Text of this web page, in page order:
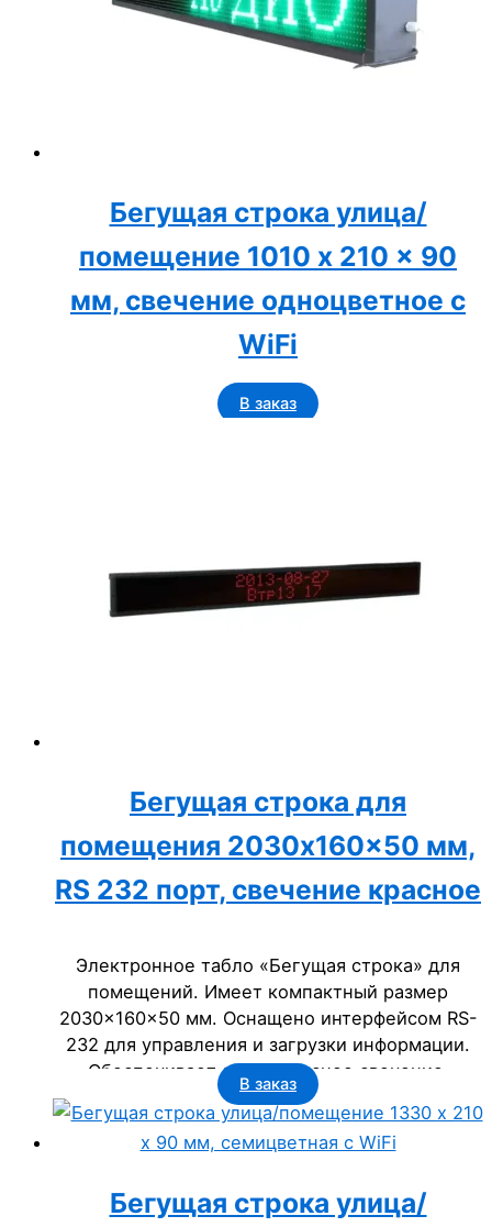
Бегущая строка улица/
помещение 1010 x 210 x 90
мм, свечение одноцветное с
WiFi
В заказ
Бегущая строка для
помещения 2030x160x50 мм,
RS 232 порт, свечение красное
Электронное табло «Бегущая строка» для
помещений. Имеет компактный размер
2030x160x50 мм. Оснащено интерфейсом RS-
232 для управления и загрузки информации.
Обеспечивает яркое красное свечение.
Предназначено для отображения текстовых и
цифровых сообщений, что делает его
идеальным для рекламы, объявлений и
банках и других учреждениях.
В заказ
Бегущая строка улица/